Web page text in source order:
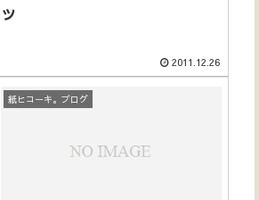
ッ
2011.12.26
紙ヒコーキ。ブログ